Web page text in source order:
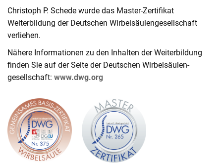
Christoph P. Schede wurde das Master-Zertifikat
Weiterbildung der Deutschen Wirbelsäulengesellschaft
verliehen.
Nähere Informationen zu den Inhalten der Weiterbildung
finden Sie auf der Seite der Deutschen Wirbelsäulen­
gesellschaft: www.dwg.org